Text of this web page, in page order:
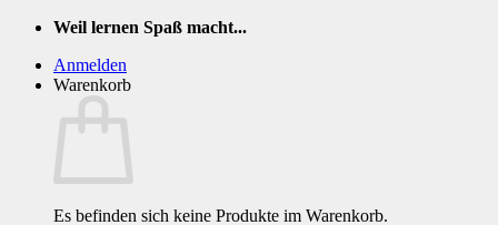
Zum
springen
Weil lernen Spaß macht...
Anmelden
Warenkorb
Es befinden sich keine Produkte im Warenkorb.